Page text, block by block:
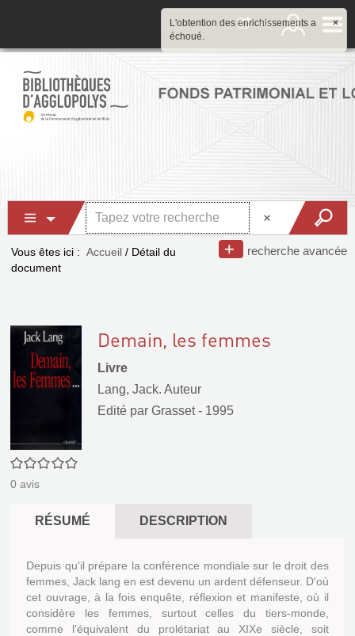
recherche avancée
Vous êtes ici : Accueil / Détail du
document
0/5
0 avis
Demain, les femmes
Livre
Lang, Jack. Auteur
Edité par Grasset- 1995
RÉSUMÉ DESCRIPTION
Depuis qu'il prépare la conférence mondiale sur le droit des
femmes, Jack lang en est devenu un ardent défenseur. D'où
cet ouvrage, à la fois enquête, réflexion et manifeste, où il
considère les femmes, surtout celles du tiers-monde,
comme l'équivalent du prolétariat au XIXe siècle, soit
×
L'obtention des enrichissements a
échoué.